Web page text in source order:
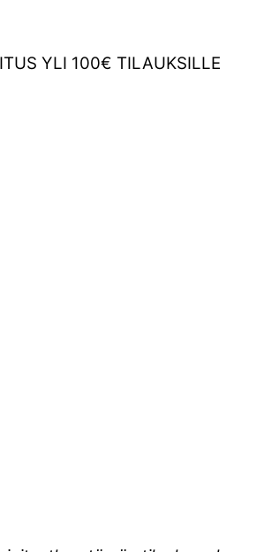
YLI 100€ TILAUKSILLE